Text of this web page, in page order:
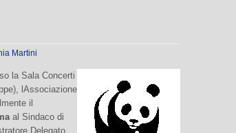
Martini
la Sala Concerti
lAssociazione
il
al Sindaco di
Delegato